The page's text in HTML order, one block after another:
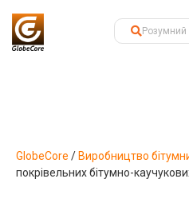
GlobeCore / Виробництво
покрівельних бітумно-